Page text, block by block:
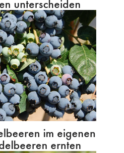
unterscheiden
im eigenen
ernten